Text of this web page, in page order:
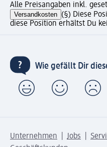
Alle Preisangaben inkl.
Versandkosten (§) Diese
diese Position erhältst Du
Wie gefällt Dir
Unternehmen Jobs